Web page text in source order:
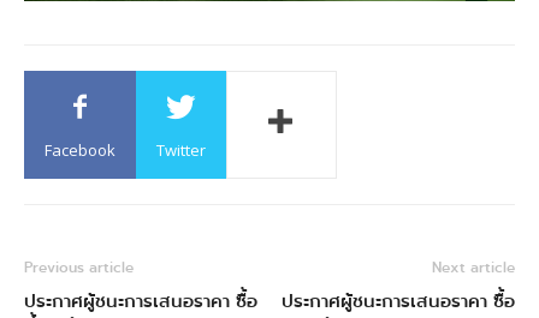
Facebook Twitter
Previous article
ประกาศผู้ชนะการเสนอราคา ซื้อ
Next article
ประกาศผู้ชนะการเสนอราคา ซื้อ